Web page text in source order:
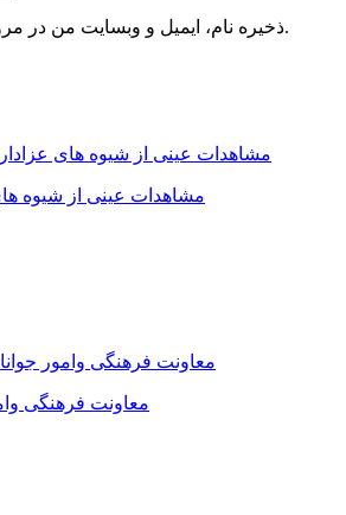
ذخیره نام، ایمیل و وبسایت من در مرورگر برای زمانی که دوباره دیدگاهی می‌نویسم.
مشاهدات عینی از شیوه
معاونت فرهنگی